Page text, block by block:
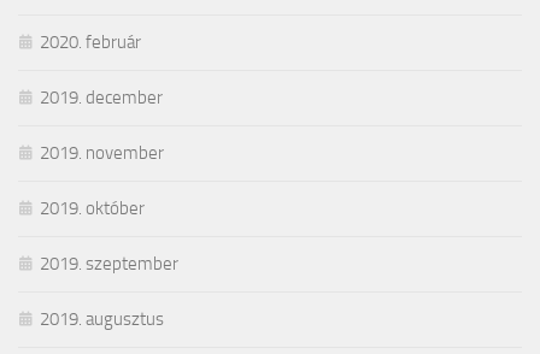
2020. február
2019. december
2019. november
2019. október
2019. szeptember
2019. augusztus